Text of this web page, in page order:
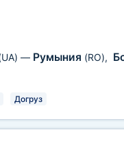
— Румыния (RO),
Догруз